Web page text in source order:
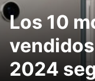
Los 10
2024